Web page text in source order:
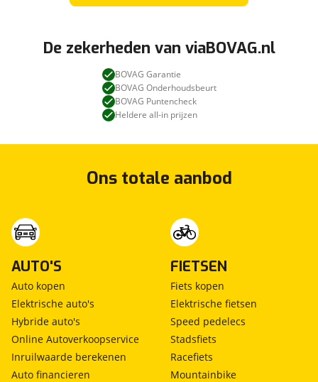
De zekerheden van viaBOVAG.nl
BOVAG Garantie
BOVAG Onderhoudsbeurt
BOVAG Puntencheck
Heldere all-in prijzen
Ons totale aanbod
AUTO'S
Auto kopen
Elektrische auto's
Hybride auto's
Online Autoverkoopservice
Inruilwaarde berekenen
Auto financieren
FIETSEN
Fiets kopen
Elektrische fietsen
Speed pedelecs
Stadsfiets
Racefiets
Mountainbike